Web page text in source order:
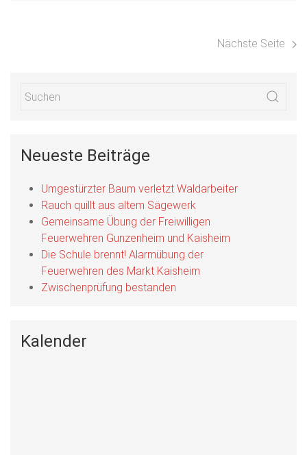
Nächste Seite
Neueste Beiträge
Umgestürzter Baum verletzt Waldarbeiter
Rauch quillt aus altem Sägewerk
Gemeinsame Übung der Freiwilligen
Feuerwehren Gunzenheim und Kaisheim
Die Schule brennt! Alarmübung der
Feuerwehren des Markt Kaisheim
Zwischenprüfung bestanden
Kalender